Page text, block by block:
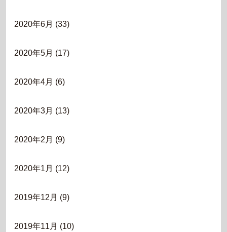
2020年6月 (33)
2020年5月 (17)
2020年4月 (6)
2020年3月 (13)
2020年2月 (9)
2020年1月 (12)
2019年12月 (9)
2019年11月 (10)